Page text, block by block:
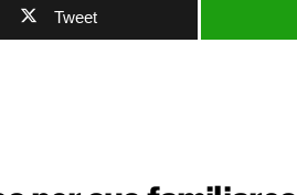
Tweet